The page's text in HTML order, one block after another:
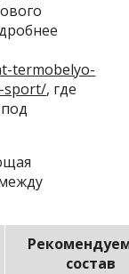
termobelyo-
sport/, где
состав